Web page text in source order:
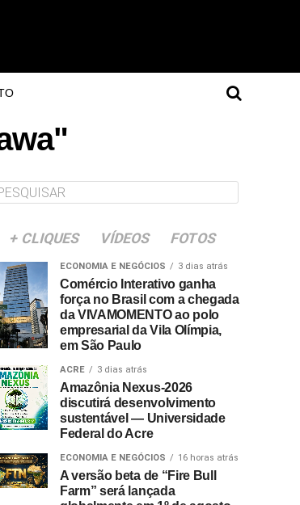
+ CLIQUES VÍDEOS FOTOS
ECONOMIA E NEGÓCIOS 3 dias atrás
Comércio Interativo ganha
força no Brasil com a chegada
da VIVAMOMENTO ao polo
empresarial da Vila Olímpia,
em São Paulo
ACRE 3 dias atrás
Amazônia Nexus-2026
discutirá desenvolvimento
sustentável — Universidade
Federal do Acre
ECONOMIA E NEGÓCIOS 16 horas atrás
A versão beta de “Fire Bull
Farm” será lançada